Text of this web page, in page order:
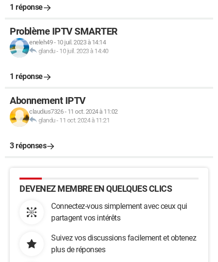
1 réponse
Problème IPTV SMARTER
eneleh49- 10 juil. 2023 à 14:14
glandu- 10 juil. 2023 à 14:40
1 réponse
Abonnement IPTV
claudius7326- 11 oct. 2024 à 11:02
glandu- 11 oct. 2024 à 11:21
3 réponses
DEVENEZ MEMBRE EN QUELQUES CLICS
Connectez-vous simplement avec ceux qui
partagent vos intérêts
Suivez vos discussions facilement et obtenez
plus de réponses